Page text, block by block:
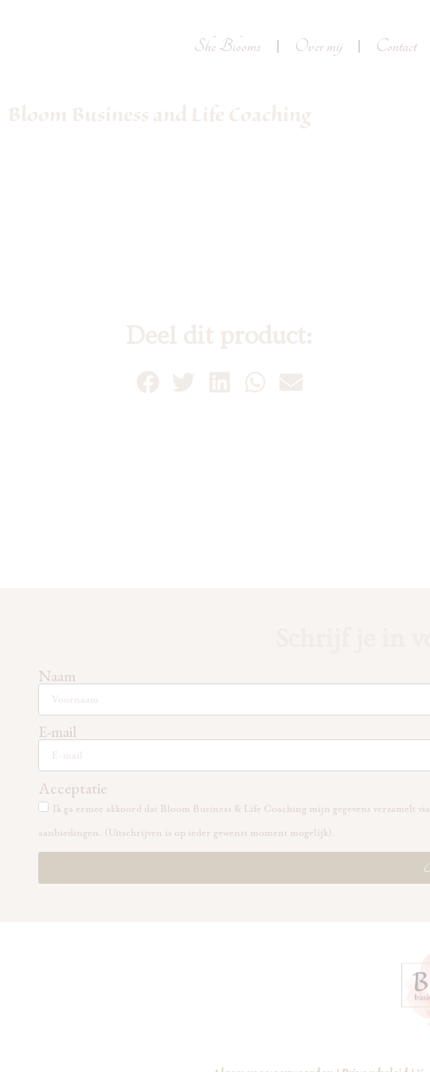
She Blooms Over mij Contact
Bloom Business and Life Coaching
Deel dit product:
Naam
E-mail
Acceptatie
Ik ga ermee akkoord dat Bloom Business & Life Coaching mijn gegevens
aanbiedingen. (Uitschrijven is op ieder gewenst moment mogelijk).